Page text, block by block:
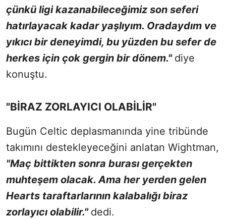
çünkü ligi kazanabileceğimiz son seferi
hatırlayacak kadar yaşlıyım. Oradaydım ve
yıkıcı bir deneyimdi, bu yüzden bu sefer de
herkes için çok gergin bir dönem." diye
konuştu.
"BİRAZ ZORLAYICI OLABİLİR"
Bugün Celtic deplasmanında yine tribünde
takımını destekleyeceğini anlatan Wightman,
"Maç bittikten sonra burası gerçekten
muhteşem olacak. Ama her yerden gelen
Hearts taraftarlarının kalabalığı biraz
zorlayıcı olabilir." dedi.